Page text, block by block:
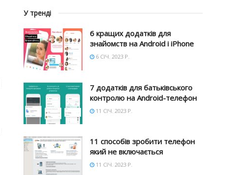
У тренді
6 кращих додатків для
знайомств на Android і iPhone
6 СІЧ. 2023 Р.
7 додатків для батьківського
контролю на Android-телефон
11 СІЧ. 2023 Р.
11 способів зробити телефон
який не включається
11 СІЧ. 2023 Р.